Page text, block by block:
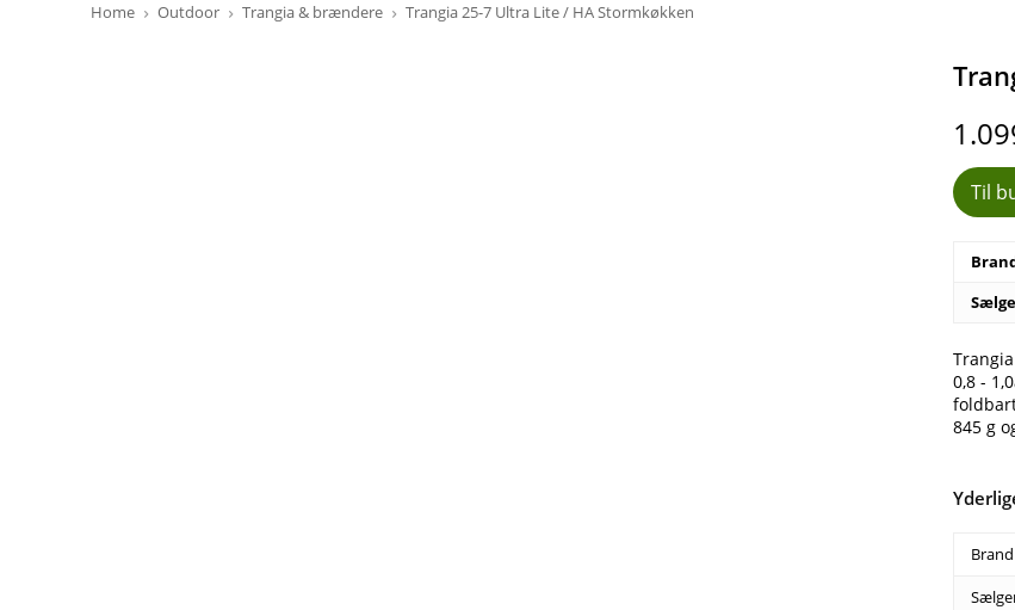
Home Outdoor Trangia & brændere Trangia 25-7 Ultra Lite / HA Stormkøkken
Til
Trangia
0,8 -
845 g
Brand